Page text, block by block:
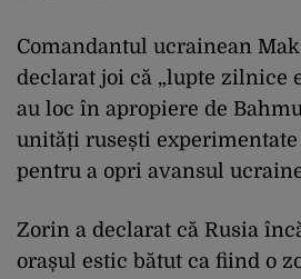
Comandantul ucrainean
declarat joi că „lupte zilnice
au loc în apropiere de
unități rusești
pentru a opri avansul
Zorin a declarat că Rusia
orașul estic bătut ca fiind o